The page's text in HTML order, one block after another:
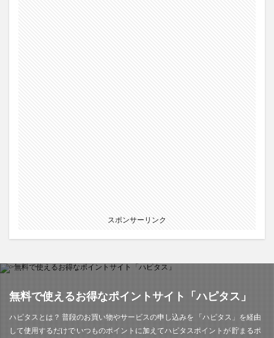
スポンサーリンク
無料で使えるお得なポイントサイト「ハピタス」
ハピタスとは？ 普段のお買い物やサービスの申し込みを 「ハピタス」を経由
して使用するだけで いつものポイントに加えてハピタスポイントが 貯まるポ